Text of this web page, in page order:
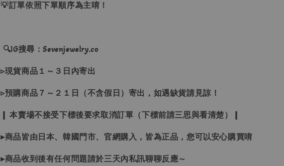
💡訂單依照下單順序為主唷！
🔍IG搜尋：Sevenjewelry.co
▹現貨商品１～３日內寄出
▹預購商品７～２１日（不含假日）寄出，如遇缺貨請見諒！
❙ 本賣場不接受下標後要求取消訂單（下標前請三思與看清楚）❙
▸商品皆由日本、韓國門市、官網購入，皆為正品，您可以安心購買唷
▸商品收到後有任何問題請於三天內私訊聊聊反應～